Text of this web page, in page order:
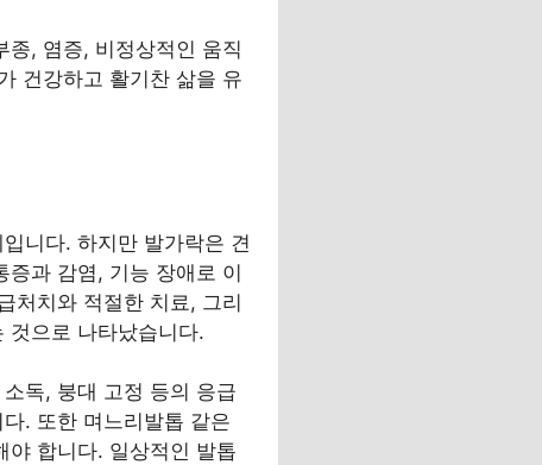
, 염증, 비정상적인 움직
건강하고 활기찬 삶을 유
니다. 하지만 발가락은 견
과 감염, 기능 장애로 이
처치와 적절한 치료, 그리
것으로 나타났습니다.
독, 붕대 고정 등의 응급
. 또한 며느리발톱 같은
야 합니다. 일상적인 발톱